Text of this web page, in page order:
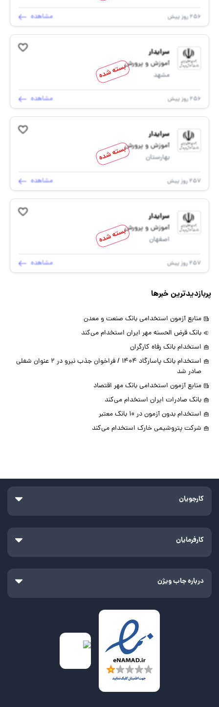
256 روز پیش مشاهده
سرایدار
آموزش و پرورش
مشهد
256 روز پیش مشاهده
بسته شده
سرایدار
آموزش و پرورش
بهارستان
257 روز پیش مشاهده
بسته شده
سرایدار
آموزش و پرورش
اصفهان
257 روز پیش مشاهده
بسته شده
پربازدیدترین خبرها
منابع آزمون استخدامی بانک صنعت و معدن
بانک قرض الحسنه مهر ایران استخدام می‌کند
استخدام بانک رفاه کارگران
استخدام بانک پاسارگاد 1404 / فراخوان جذب نیرو در 2 عنوان شغلی
صادر شد
منابع آزمون استخدامی بانک مهر اقتصاد
بانک صادرات ایران استخدام می‌کند
استخدام بدون آزمون در 10 بانک معتبر
شرکت پتروشیمی خارک استخدام می‌کند
کارجویان
کارفرمایان
درباره جاب ویژن